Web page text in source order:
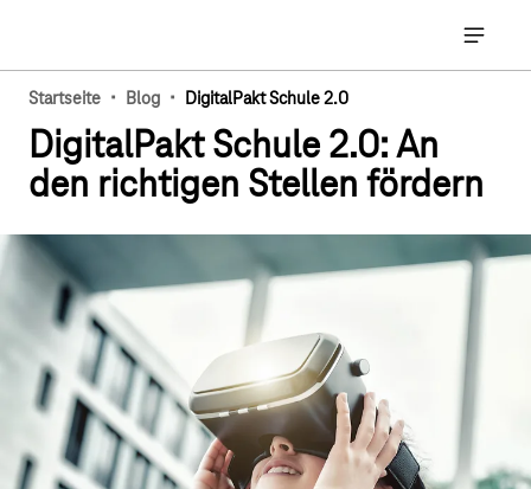
Startseite · Blog · DigitalPakt Schule 2.0
DigitalPakt Schule 2.0: An
den richtigen Stellen fördern